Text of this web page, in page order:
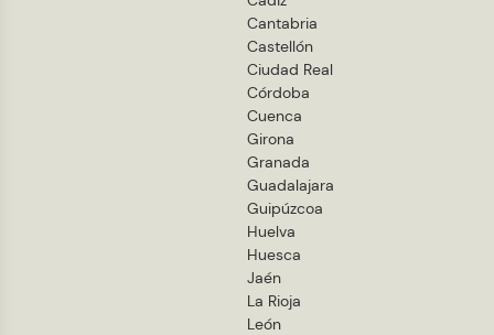
Cantabria
Castellón
Ciudad Real
Córdoba
Cuenca
Girona
Granada
Guadalajara
Guipúzcoa
Huelva
Huesca
Jaén
La Rioja
León